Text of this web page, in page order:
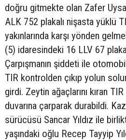
doğru gitmekte olan Zafer
ALK 752 plakalı nişasta yüklü
yakınlarında karşı yönden
(5) idaresindeki 16 LLV 67
Çarpışmanın şiddeti ile
TIR kontrolden çıkıp yolun
girdi. Zeytin ağaçlarını kıran
duvarına çarparak durabildi.
sürücüsü Sancar Yıldız ile
yaşındaki oğlu Recep Tayyip